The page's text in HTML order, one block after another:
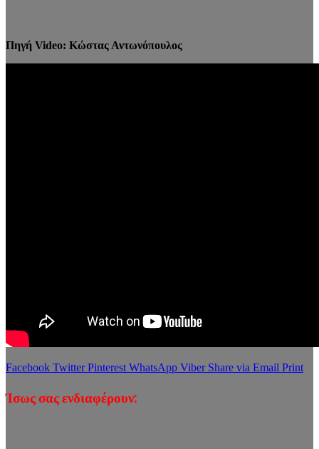
Πηγή Video: Κώστας Αντωνόπουλος
Facebook Twitter Pinterest WhatsApp Viber Share via Email Print
Ίσως σας ενδιαφέρουν: